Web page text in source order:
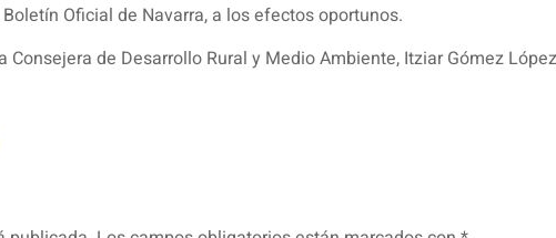
Oficial de Navarra, a los efectos oportunos.
de Desarrollo Rural y Medio Ambiente, Itziar Gómez